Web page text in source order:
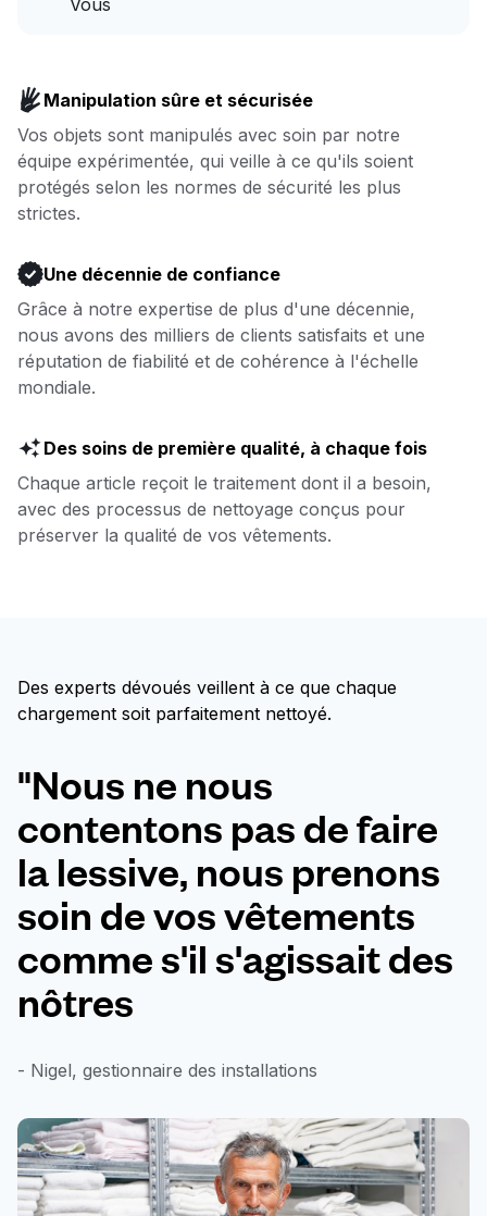
locale.
Vous
: nous nous en occupons.
Réserver
Manipulation sûre et sécurisée
Vos objets sont manipulés avec soin par notre
équipe expérimentée, qui veille à ce qu'ils soient
protégés selon les normes de sécurité les plus
strictes.
Une décennie de confiance
Grâce à notre expertise de plus d'une décennie,
nous avons des milliers de clients satisfaits et une
réputation de fiabilité et de cohérence à l'échelle
mondiale.
Des soins de première qualité, à chaque fois
Chaque article reçoit le traitement dont il a besoin,
avec des processus de nettoyage conçus pour
préserver la qualité de vos vêtements.
Des experts dévoués veillent à ce que chaque
chargement soit parfaitement nettoyé.
"Nous ne nous
contentons pas de faire
la lessive, nous prenons
soin de vos vêtements
comme s'il s'agissait des
nôtres
- Nigel, gestionnaire des installations